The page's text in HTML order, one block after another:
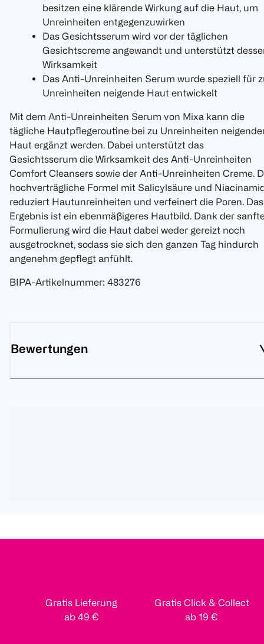
besitzen eine klärende Wirkung auf die Haut, um
Unreinheiten entgegenzuwirken
Das Gesichtsserum wird vor der täglichen
Gesichtscreme angewandt und unterstützt
Wirksamkeit
Das Anti-Unreinheiten Serum wurde speziell für
Unreinheiten neigende Haut entwickelt
Mit dem Anti-Unreinheiten Serum von Mixa kann die
tägliche Hautpflegeroutine bei zu Unreinheiten
Haut ergänzt werden. Dabei unterstützt das
Gesichtsserum die Wirksamkeit des Anti-Unreinheiten
Comfort Cleansers sowie der Anti-Unreinheiten Creme.
hochverträgliche Formel mit Salicylsäure und
reduziert Hautunreinheiten und verfeinert die Poren. Das
Ergebnis ist ein ebenmäßigeres Hautbild. Dank der
Formulierung wird die Haut dabei weder gereizt noch
ausgetrocknet, sodass sie sich den ganzen Tag hindurch
angenehm gepflegt anfühlt.
BIPA-Artikelnummer: 483276
Bewertungen
Gratis Lieferung
ab 49 €
Gratis Click & Collect
ab 19 €